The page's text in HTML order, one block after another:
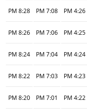
4:26 PM
7:08 PM
8:28 PM
4:25 PM
7:06 PM
8:26 PM
4:24 PM
7:04 PM
8:24 PM
4:23 PM
7:03 PM
8:22 PM
4:22 PM
7:01 PM
8:20 PM